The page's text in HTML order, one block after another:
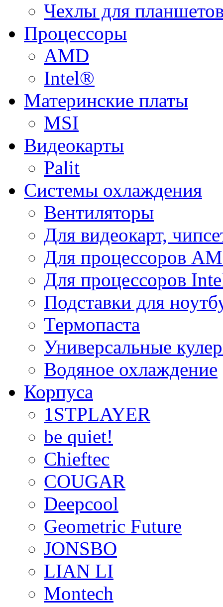
Чехлы для
Процессоры
AMD
Intel®
Материнские платы
MSI
Видеокарты
Palit
Системы охлаждения
Вентиляторы
Для видеокарт,
Для процессоров
Для процессоров
Подставки для
Термопаста
Универсальные
Водяное охлаждение
Корпуса
1STPLAYER
be quiet!
Chieftec
COUGAR
Deepcool
Geometric Future
JONSBO
LIAN LI
Montech